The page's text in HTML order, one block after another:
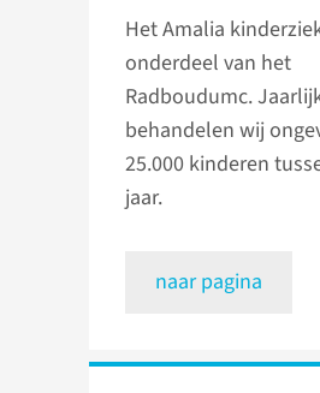
Het Amalia
onderdeel van het
Radboudumc.
behandelen wij
25.000 kinderen
jaar.
naar pagina